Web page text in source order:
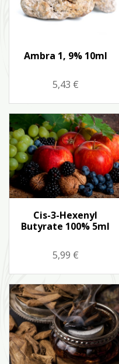
Kiirvaade
Ambra 1, 9% 10ml
Hind
5,43 €
Kiirvaade
Cis-3-Hexenyl
Butyrate 100% 5ml
Hind
5,99 €